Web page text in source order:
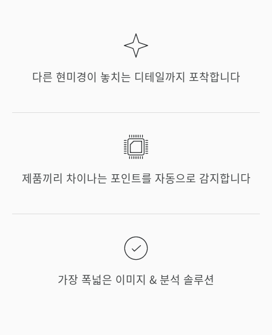
다른 현미경이 놓치는 디테일까지 포착합니다
제품끼리 차이나는 포인트를 자동으로 감지합니다
가장 폭넓은 이미지 & 분석 솔루션